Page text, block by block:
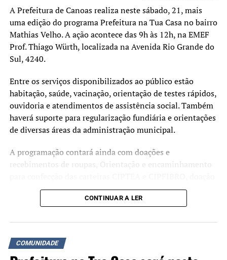
A Prefeitura de Canoas realiza neste sábado, 21, mais
uma edição do programa Prefeitura na Tua Casa no bairro
Mathias Velho. A ação acontece das 9h às 12h, na EMEF
Prof. Thiago Würth, localizada na Avenida Rio Grande do
Sul, 4240.
Entre os serviços disponibilizados ao público estão
habitação, saúde, vacinação, orientação de testes rápidos,
ouvidoria e atendimentos de assistência social. Também
haverá suporte para regularização fundiária e orientações
de diversas áreas da administração municipal.
A programação contará ainda com doações e
recebimentos de roupas, Orientação e encaminhamento
de mudas, banco de oportunidades, coleta de recicláveis,
doação de livros, banco de oportunidades. Diversos
longo da manhã.
CONTINUAR A LER
COMUNIDADE